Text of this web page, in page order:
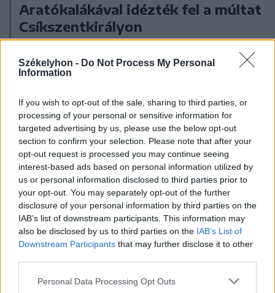
Székelyhon - Do Not Process My Personal
Information
If you wish to opt-out of the sale, sharing to third parties, or
processing of your personal or sensitive information for
targeted advertising by us, please use the below opt-out
section to confirm your selection. Please note that after your
opt-out request is processed you may continue seeing
interest-based ads based on personal information utilized by
us or personal information disclosed to third parties prior to
your opt-out. You may separately opt-out of the further
disclosure of your personal information by third parties on the
IAB’s list of downstream participants. This information may
also be disclosed by us to third parties on the IAB’s List of
Downstream Participants that may further disclose it to other
Personal Data Processing Opt Outs
Aratókalákával idézték fel a múltat
Csíkszentkirályon